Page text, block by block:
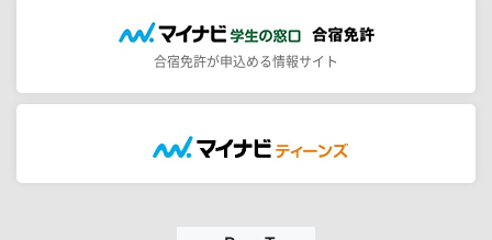
合宿免許が申込める情報サイト